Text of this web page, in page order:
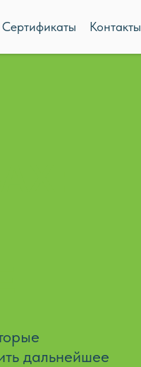
Контакты
Сертификаты
дальнейшее